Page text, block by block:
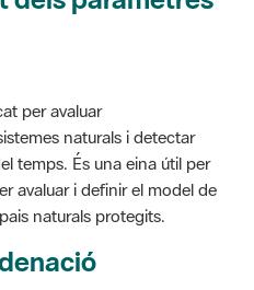
per avaluar
avaluar i definir el model de
naturals protegits.